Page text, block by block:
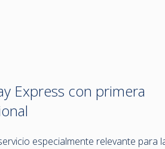
Express con primera
especialmente relevante para